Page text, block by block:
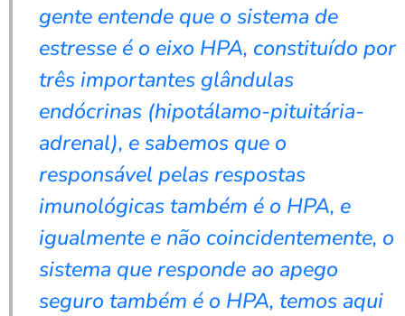
gente entende que o sistema de
estresse é o eixo HPA, constituído por
três importantes glândulas
endócrinas (hipotálamo-pituitária-
adrenal), e sabemos que o
responsável pelas respostas
imunológicas também é o HPA, e
igualmente e não coincidentemente, o
sistema que responde ao apego
seguro também é o HPA, temos aqui